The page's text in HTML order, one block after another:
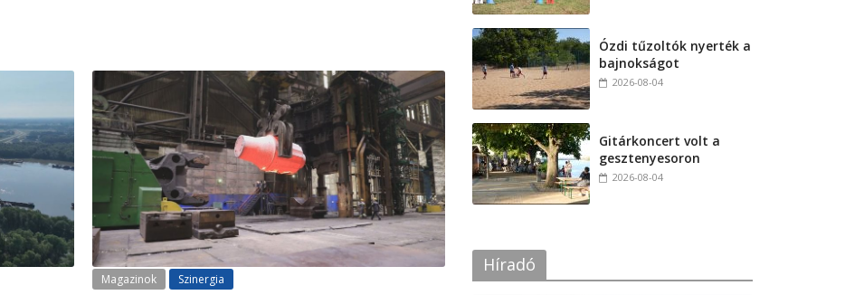
Magazinok Szinergia
Ózdi tűzoltók nyerték a
bajnokságot
2026-08-04
Gitárkoncert volt a
gesztenyesoron
2026-08-04
Híradó